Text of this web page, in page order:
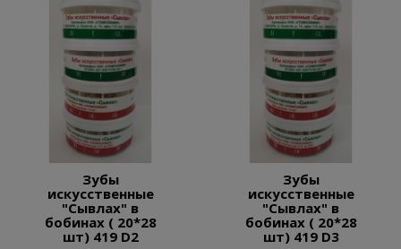
Зубы
искусственные
"Сывлах" в
бобинах ( 20*28
шт) 419 D2
Зубы
искусственные
"Сывлах" в
бобинах ( 20*28
шт) 419 D3